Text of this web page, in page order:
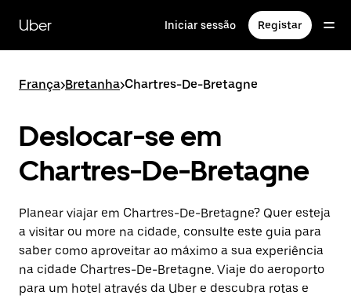
para
conteúdo
Uber Iniciar sessão Registar
França>Bretanha>Chartres-De-Bretagne
Deslocar-se em
Chartres-De-Bretagne
Planear viajar em Chartres-De-Bretagne? Quer esteja
a visitar ou more na cidade, consulte este guia para
saber como aproveitar ao máximo a sua experiência
na cidade Chartres-De-Bretagne. Viaje do aeroporto
para um hotel através da Uber e descubra rotas e